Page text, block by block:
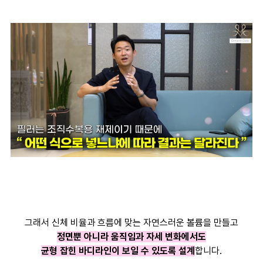
그래서 신체 비율과 흐름에 맞는 자연스러운 볼륨을 만들고
정면뿐 아니라 움직임과 자세 변화에서도
균형 잡힌 바디라인이 보일 수 있도록 설계 합니다.